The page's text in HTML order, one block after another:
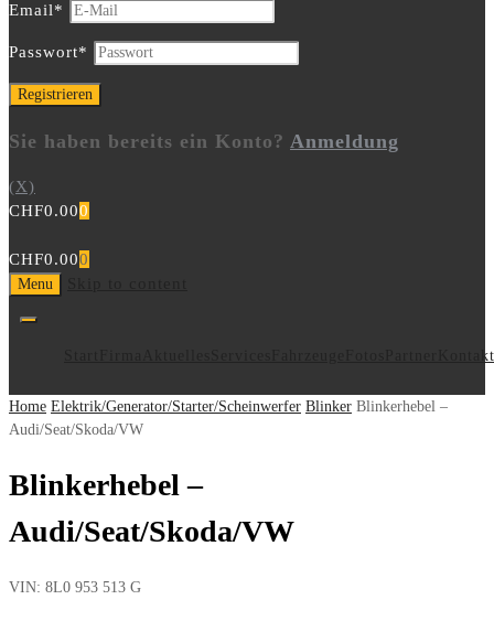
Email*
Passwort*
Sie haben bereits ein Konto? Anmeldung
(X)
CHF0.000
CHF0.000
Menu
Kontakt
Home Elektrik/Generator/Starter/Scheinwerfer Blinker Blinkerhebel –
Audi/Seat/Skoda/VW
Blinkerhebel –
Audi/Seat/Skoda/VW
VIN: 8L0 953 513 G